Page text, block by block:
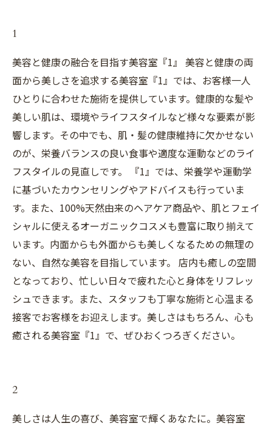
1
美容と健康の融合を目指す美容室『1』 美容と健康の両
面から美しさを追求する美容室『1』では、お客様一人
ひとりに合わせた施術を提供しています。健康的な髪や
美しい肌は、環境やライフスタイルなど様々な要素が影
響します。その中でも、肌・髪の健康維持に欠かせない
のが、栄養バランスの良い食事や適度な運動などのライ
フスタイルの見直しです。 『1』では、栄養学や運動学
に基づいたカウンセリングやアドバイスも行っていま
す。また、100%天然由来のヘアケア商品や、肌とフェイ
シャルに使えるオーガニックコスメも豊富に取り揃えて
います。内面からも外面からも美しくなるための無理の
ない、自然な美容を目指しています。 店内も癒しの空間
となっており、忙しい日々で疲れた心と身体をリフレッ
シュできます。また、スタッフも丁寧な施術と心温まる
接客でお客様をお迎えします。美しさはもちろん、心も
癒される美容室『1』で、ぜひおくつろぎください。
2
美しさは人生の喜び、美容室で輝くあなたに。美容室